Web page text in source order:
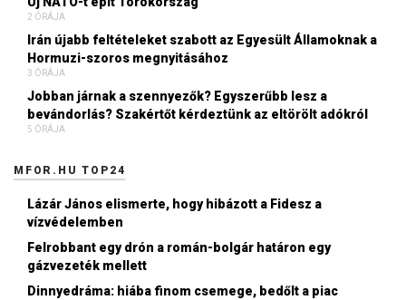
2 ÓRÁJA
Irán újabb feltételeket szabott az Egyesült Államoknak a
Hormuzi-szoros megnyitásához
3 ÓRÁJA
Jobban járnak a szennyezők? Egyszerűbb lesz a
bevándorlás? Szakértőt kérdeztünk az eltörölt adókról
5 ÓRÁJA
MFOR.HU TOP24
Lázár János elismerte, hogy hibázott a Fidesz a
vízvédelemben
Felrobbant egy drón a román-bolgár határon egy
gázvezeték mellett
Dinnyedráma: hiába finom csemege, bedőlt a piac